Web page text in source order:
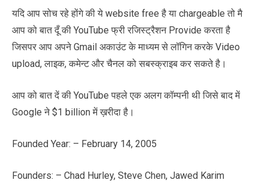
यदि आप सोच रहे होंगे की ये website free है या chargeable तो मै
आप को बात दूँ की YouTube फ्री रजिस्ट्रैशन Provide करता है
जिसपर आप अपने Gmail अकाउंट के माध्यम से लॉगिन करके Video
upload, लाइक, कमेन्ट और चैनल को सबस्क्राइब कर सकते है।
आप को बात दें की YouTube पहले एक अलग कॉम्पनी थी जिसे बाद में
Google ने $1 billion में ख़रीदा है।
Founded Year: – February 14, 2005
Founders: – Chad Hurley, Steve Chen, Jawed Karim